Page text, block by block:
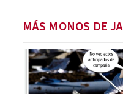
MÁS MONOS DE